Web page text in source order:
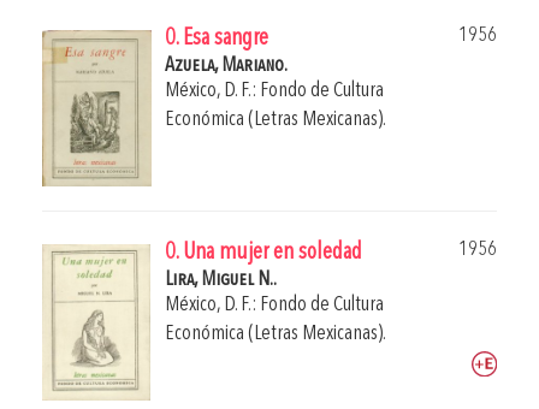
0. Esa sangre
1956
Azuela, Mariano.
México, D. F.: Fondo de Cultura
Económica (Letras Mexicanas).
0. Una mujer en soledad
1956
Lira, Miguel N..
México, D. F.: Fondo de Cultura
Económica (Letras Mexicanas).